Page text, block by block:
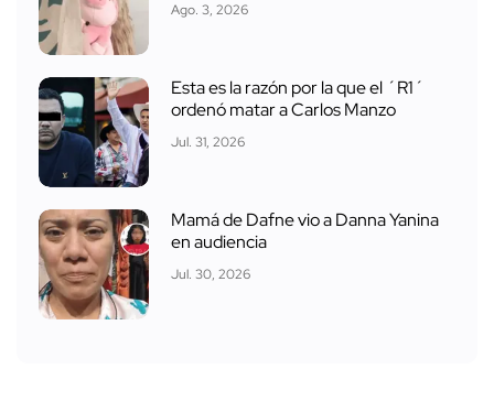
Ago. 3, 2026
Esta es la razón por la que el ´R1´
ordenó matar a Carlos Manzo
Jul. 31, 2026
Mamá de Dafne vio a Danna Yanina
en audiencia
Jul. 30, 2026